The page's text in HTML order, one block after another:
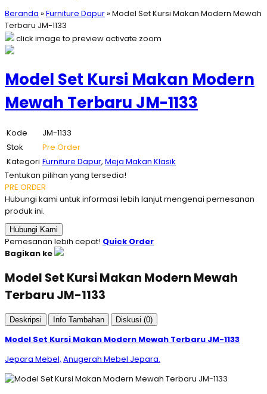
Beranda »Furniture Dapur »Model Set Kursi Makan Modern Mewah
Terbaru JM-1133
click image to previewactivate zoom
Model Set Kursi Makan Modern
Mewah Terbaru JM-1133
Kode
JM-1133
Stok
Pre Order
Kategori Furniture Dapur, Meja Makan Klasik
Tentukan pilihan yang tersedia!
PRE ORDER
Hubungi kami untuk informasi lebih lanjut mengenai pemesanan
produk ini.
Hubungi Kami
Pemesanan lebih cepat! Quick Order
Bagikan ke
Model Set Kursi Makan Modern Mewah
Terbaru JM-1133
Deskripsi Info Tambahan Diskusi (0)
Model Set Kursi Makan Modern Mewah Terbaru JM-1133
Jepara Mebel, Anugerah Mebel Jepara.